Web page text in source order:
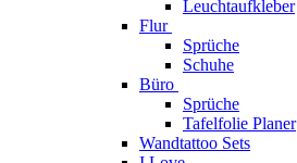
Leuchtaufkleber
Flur
Sprüche
Schuhe
Büro
Sprüche
Tafelfolie Planer
Wandtattoo Sets